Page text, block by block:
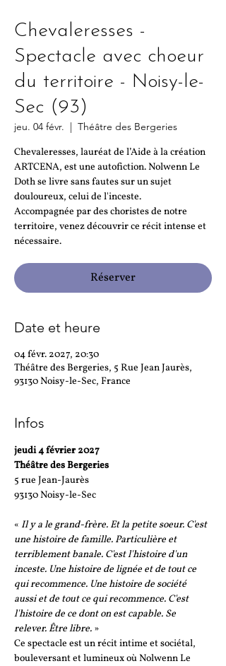
Chevaleresses -
Spectacle avec choeur
du territoire - Noisy-le-
Sec (93)
jeu. 04 févr.
  |
Théâtre des Bergeries
Chevaleresses, lauréat de l’Aide à la création
ARTCENA, est une autofiction. Nolwenn Le
Doth se livre sans fautes sur un sujet
douloureux, celui de l'inceste.
Accompagnée par des choristes de notre
territoire, venez découvrir ce récit intense et
nécessaire.
Réserver
Date et heure
04 févr. 2027, 20:30
Théâtre des Bergeries, 5 Rue Jean Jaurès,
93130 Noisy-le-Sec, France
Infos
jeudi 4 février 2027
Théâtre des Bergeries
5 rue Jean-Jaurès
93130 Noisy-le-Sec
« Il y a le grand-frère. Et la petite soeur. C'est
une histoire de famille. Particulière et
terriblement banale. C'est l'histoire d'un
inceste. Une histoire de lignée et de tout ce
qui recommence. Une histoire de société
aussi et de tout ce qui recommence. C'est
l'histoire de ce dont on est capable. Se
relever. Être libre. »
Ce spectacle est un récit intime et sociétal,
bouleversant et lumineux où Nolwenn Le